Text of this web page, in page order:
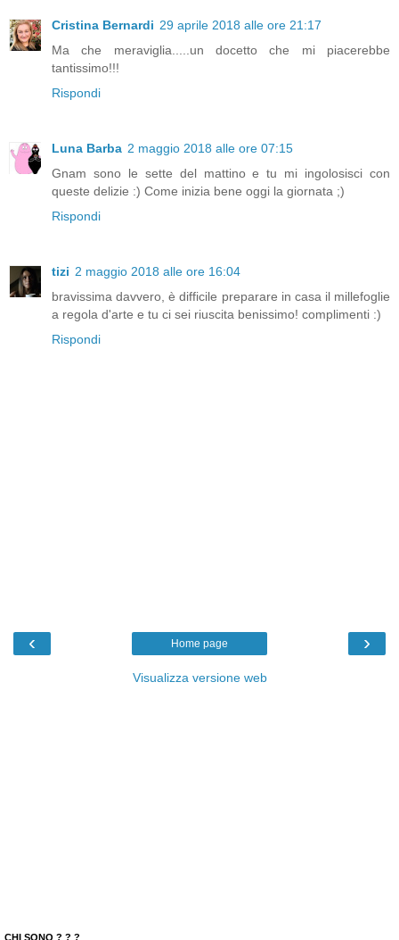
Cristina Bernardi 29 aprile 2018 alle ore 21:17
Ma che meraviglia.....un docetto che mi piacerebbe
tantissimo!!!
Rispondi
Luna Barba 2 maggio 2018 alle ore 07:15
Gnam sono le sette del mattino e tu mi ingolosisci con
queste delizie :) Come inizia bene oggi la giornata ;)
Rispondi
tizi 2 maggio 2018 alle ore 16:04
bravissima davvero, è difficile preparare in casa il millefoglie
a regola d'arte e tu ci sei riuscita benissimo! complimenti :)
Rispondi
‹ ›
Home page
Visualizza versione web
CHI SONO ? ? ?